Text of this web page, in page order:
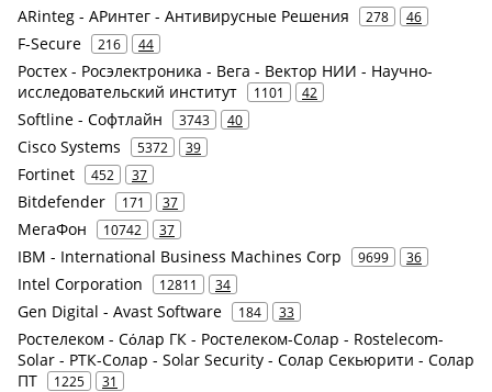
ARinteg - АРинтег - Антивирусные Решения 278 46
F-Secure 216 44
Ростех - Росэлектроника - Вега - Вектор НИИ - Научно-
исследовательский институт
1101 42
Softline - Софтлайн 3743 40
Cisco Systems 5372 39
Fortinet 452 37
Bitdefender 171 37
МегаФон 10742 37
IBM - International Business Machines Corp 9699 36
Intel Corporation 12811 34
Gen Digital - Avast Software 184 33
Ростелеком - Сόлар ГК - Ростелеком-Солар - Rostelecom-
Solar - РТК-Солар - Solar Security - Солар Секьюрити - Солар
ПТ
1225 31